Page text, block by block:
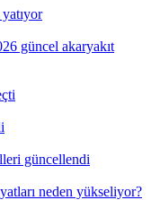
güncel akaryakıt
güncellendi
neden yükseliyor?